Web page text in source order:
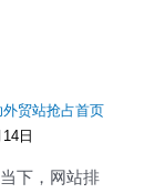
贸站抢占首页
日
下，网站排